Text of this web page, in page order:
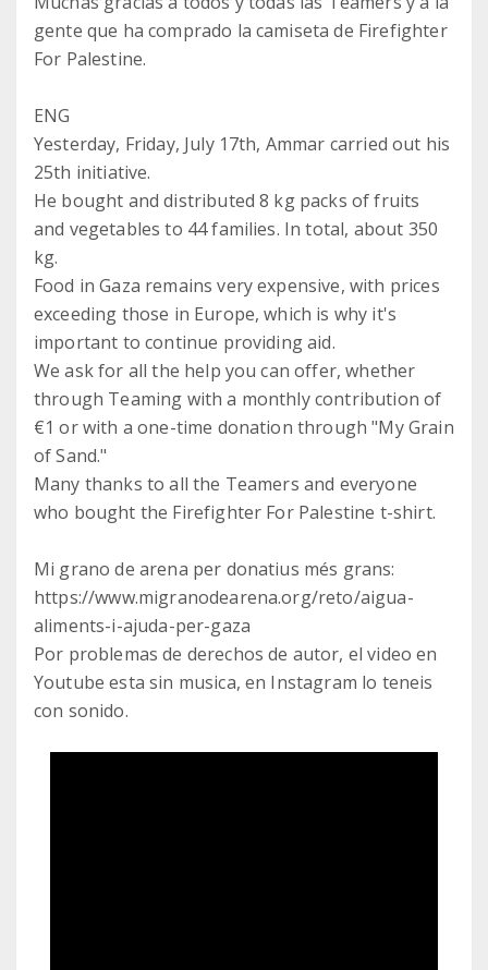
gente que ha comprado la camiseta de Firefighter
For Palestine.
ENG
Yesterday, Friday, July 17th, Ammar carried out his
25th initiative.
He bought and distributed 8 kg packs of fruits
and vegetables to 44 families. In total, about 350
kg.
Food in Gaza remains very expensive, with prices
exceeding those in Europe, which is why it's
important to continue providing aid.
We ask for all the help you can offer, whether
through Teaming with a monthly contribution of
€1 or with a one-time donation through "My Grain
of Sand."
Many thanks to all the Teamers and everyone
who bought the Firefighter For Palestine t-shirt.
Mi grano de arena per donatius més grans:
https://www.migranodearena.org/reto/aigua-
aliments-i-ajuda-per-gaza
Por problemas de derechos de autor, el video en
Youtube esta sin musica, en Instagram lo teneis
con sonido.